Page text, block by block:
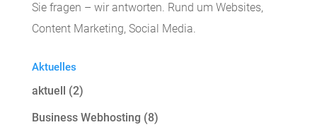
Sie fragen – wir antworten. Rund um Websites,
Content Marketing, Social Media.
Aktuelles
aktuell (2)
Business Webhosting (8)